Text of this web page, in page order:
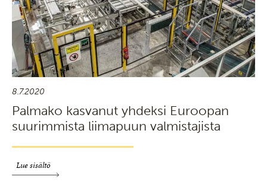
8.7.2020
Palmako kasvanut yhdeksi Euroopan
suurimmista liimapuun valmistajista
Lue sisältö